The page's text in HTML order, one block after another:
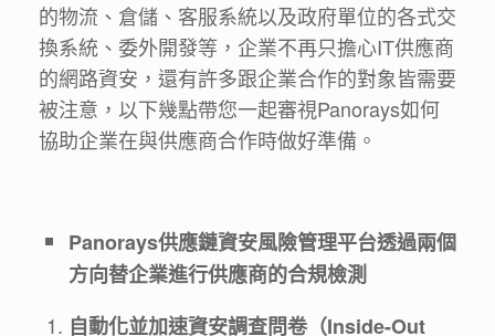
的物流、倉儲、客服系統以及政府單位的各式交
換系統、委外開發等，企業不再只擔心IT供應商
的網路資安，還有許多跟企業合作的對象皆需要
被注意，以下幾點帶您一起審視Panorays如何
協助企業在與供應商合作時做好準備。
Panorays供應鏈資安風險管理平台透過兩個
方向替企業進行供應商的合規檢測
自動化並加速資安調查問卷（Inside-Out